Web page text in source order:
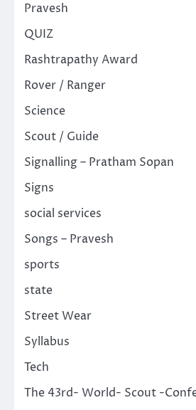
Pravesh
QUIZ
Rashtrapathy Award
Rover / Ranger
Science
Scout / Guide
Signalling – Pratham Sopan
Signs
social services
Songs – Pravesh
sports
state
Street Wear
Syllabus
Tech
The 43rd- World- Scout -